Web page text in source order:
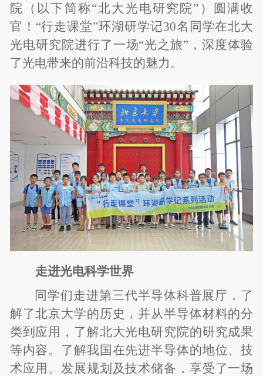
院（以下简称“北大光电研究院”）圆满收
官！“行走课堂”环湖研学记30名同学在北大
光电研究院进行了一场“光之旅”，深度体验
了光电带来的前沿科技的魅力。
走进光电科学世界
同学们走进第三代半导体科普展厅，了
解了北京大学的历史，并从半导体材料的分
类到应用，了解北大光电研究院的研究成果
等内容。了解我国在先进半导体的地位、技
术应用、发展规划及技术储备，享受了一场